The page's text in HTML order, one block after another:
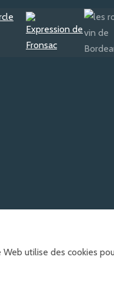
utilise des cookies